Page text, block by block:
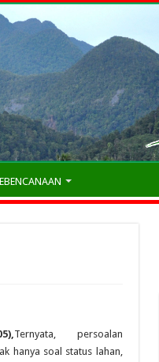
Ternyata, persoalan
hanya soal status lahan,